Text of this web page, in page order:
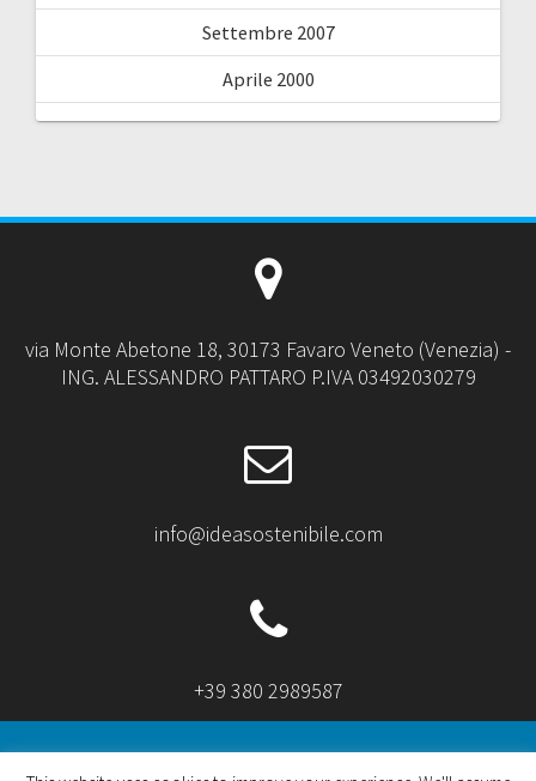
Settembre 2007
Aprile 2000
via Monte Abetone 18, 30173 Favaro Veneto (Venezia) -
ING. ALESSANDRO PATTARO P.IVA 03492030279
info@ideasostenibile.com
+39 380 2989587